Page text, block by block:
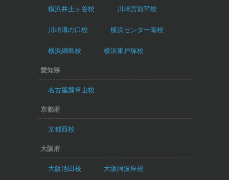
横浜井土ヶ谷校 川崎宮前平校
川崎溝の口校 横浜センター南校
横浜綱島校 横浜東戸塚校
愛知県
名古屋瓢箪山校
京都府
京都西校
大阪府
大阪池田校 大阪阿波座校